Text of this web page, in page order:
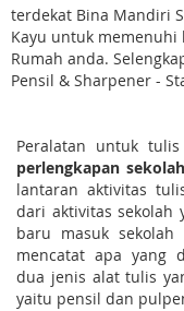
terdekat Bina Mandiri
Kayu untuk memenuhi
Rumah anda.
Pensil & Sharpener -
Peralatan untuk
perlengkapan sekolah
lantaran aktivitas
dari aktivitas sekolah
baru masuk
mencatat apa yang
dua jenis alat tulis
yaitu pensil dan